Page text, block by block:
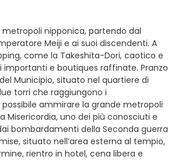
nipponica, partendo dal
Meiji e ai suoi discendenti. A
come la Takeshita-Dori, caotico e
importanti e boutiques raffinate. Pranzo
Municipio, situato nel quartiere di
torri che raggiungono i
ammirare la grande metropoli
Misericordia, uno dei più conosciuti e
bombardamenti della Seconda guerra
situato nell’area esterna al tempio,
rientro in hotel, cena libera e